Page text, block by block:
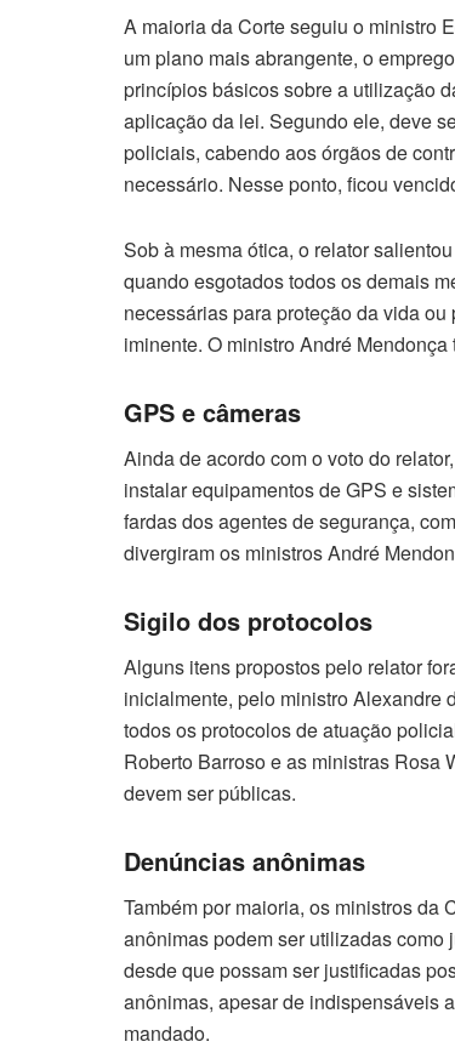
A maioria da Corte seguiu o ministro
um plano mais abrangente, o
princípios básicos sobre a utilização
aplicação da lei. Segundo ele, deve
policiais, cabendo aos órgãos de
necessário. Nesse ponto, ficou
Sob à mesma ótica, o relator
quando esgotados todos os demais
necessárias para proteção da vida
iminente. O ministro André
GPS e câmeras
Ainda de acordo com o voto do
instalar equipamentos de GPS e
fardas dos agentes de segurança,
divergiram os ministros André
Sigilo dos protocolos
Alguns itens propostos pelo relator
inicialmente, pelo ministro Alexandre
todos os protocolos de atuação
Roberto Barroso e as ministras Rosa
devem ser públicas.
Denúncias anônimas
Também por maioria, os ministros da
anônimas podem ser utilizadas
desde que possam ser justificadas
anônimas, apesar de indispensáveis
mandado.